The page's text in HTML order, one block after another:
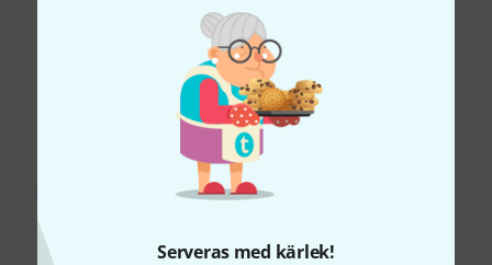
Serveras med kärlek!
Visste du?
Alla Onlineguide